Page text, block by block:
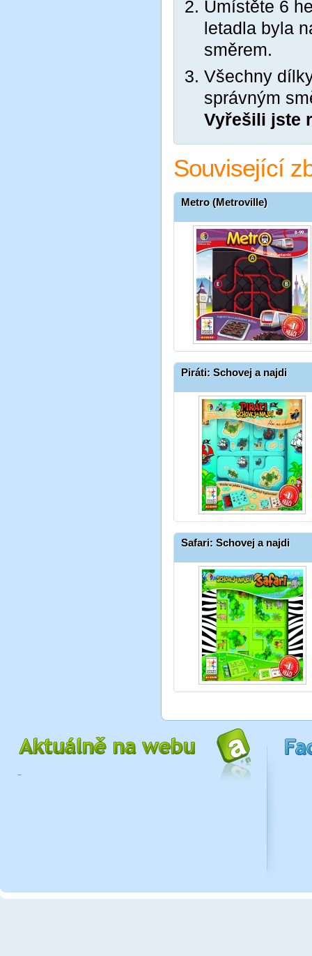
Umístěte 6
letadla byla
směrem.
Všechny
správným
Vyřešili jste
Související
Metro (Metroville)
Piráti: Schovej a najdi
Safari: Schovej a najdi